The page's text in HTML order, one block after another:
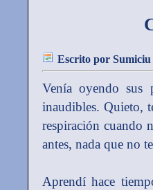
Escrito por Sumiciu
Venía oyendo sus
inaudibles. Quieto,
respiración cuando
antes, nada que no
Aprendí hace